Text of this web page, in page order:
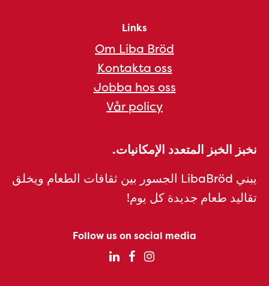
Links
Om Liba Bröd
Kontakta oss
Jobba hos oss
Vår policy
نخبز الخبز المتعدد الإمكانيات.
يبني LibaBröd الجسور بين ثقافات الطعام ويخلق
تقاليد طعام جديدة كل يوم!
Follow us on social media